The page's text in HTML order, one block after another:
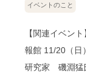
イベントのこと
【関連イベン
報館 11/20（
研究家 磯淵猛